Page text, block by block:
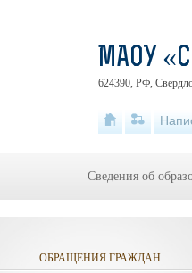
ОБРАЩЕНИЯ ГРАЖДАН
МАОУ
624390, РФ,
Сведения об